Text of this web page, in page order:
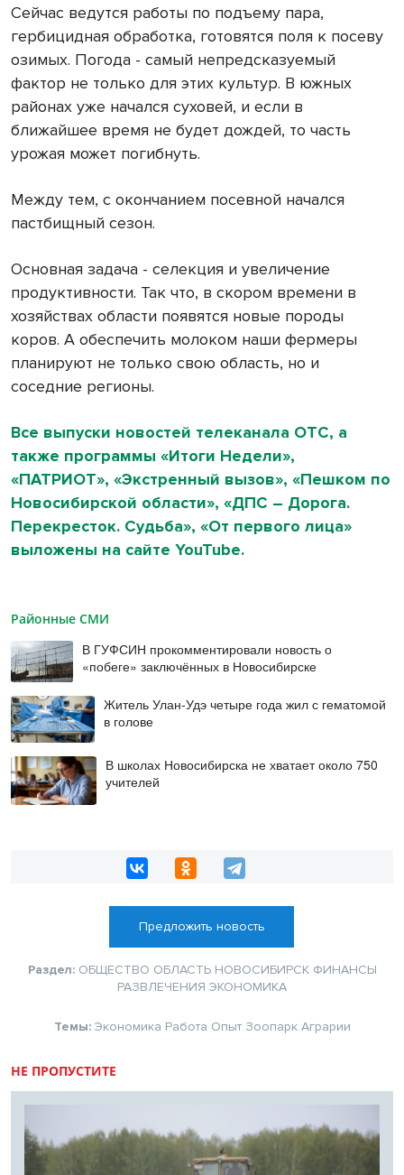
Сейчас ведутся работы по подъему пара,
гербицидная обработка, готовятся поля к посеву
озимых. Погода - самый непредсказуемый
фактор не только для этих культур. В южных
районах уже начался суховей, и если в
ближайшее время не будет дождей, то часть
урожая может погибнуть.
Между тем, с окончанием посевной начался
пастбищный сезон.
Основная задача - селекция и увеличение
продуктивности. Так что, в скором времени в
хозяйствах области появятся новые породы
коров. А обеспечить молоком наши фермеры
планируют не только свою область, но и
соседние регионы.
Все выпуски новостей телеканала ОТС, а
также программы «Итоги Недели»,
«ПАТРИОТ», «Экстренный вызов», «Пешком по
Новосибирской области», «ДПС – Дорога.
Перекресток. Судьба», «От первого лица»
выложены на сайте YouTube.
Районные СМИ
В ГУФСИН прокомментировали новость о
«побеге» заключённых в Новосибирске
Житель Улан-Удэ четыре года жил с гематомой
в голове
В школах Новосибирска не хватает около 750
учителей
Предложить новость
Раздел: ОБЩЕСТВО ОБЛАСТЬ НОВОСИБИРСК ФИНАНСЫ
РАЗВЛЕЧЕНИЯ ЭКОНОМИКА
Темы: Экономика Работа Опыт Зоопарк Аграрии
НЕ ПРОПУСТИТЕ